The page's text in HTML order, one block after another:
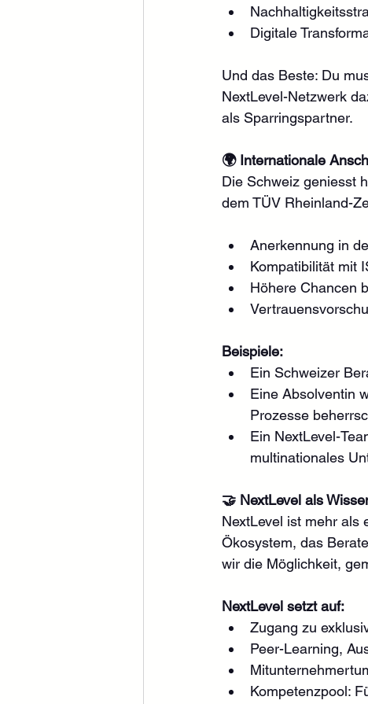
Digitale
Und das Beste: Du
NextLevel-Netzwerk
als Sparringspartner.
🌍 Internationale
Die Schweiz geniesst
dem TÜV Rheinland-
Anerkennung in
Kompatibilität mit
Höhere Chancen
Beispiele:
Ein Schweizer
Eine Absolventin
Prozesse
Ein NextLevel-
multinationales
🤝 NextLevel als
NextLevel ist mehr als
Ökosystem, das
wir die Möglichkeit,
NextLevel setzt auf:
Zugang zu
Peer-Learning,
Kompetenzpool: